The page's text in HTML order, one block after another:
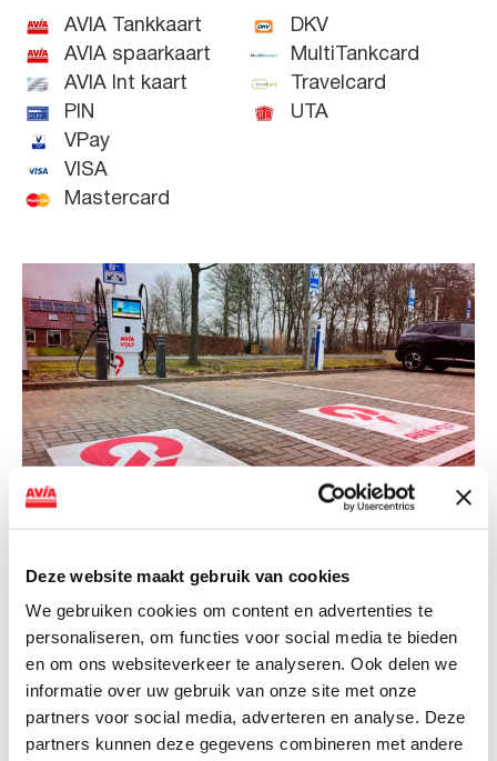
Deze website maakt gebruik van cookies
We gebruiken cookies om content en advertenties te
personaliseren, om functies voor social media te bieden
en om ons websiteverkeer te analyseren. Ook delen we
informatie over uw gebruik van onze site met onze
partners voor social media, adverteren en analyse. Deze
partners kunnen deze gegevens combineren met andere
AVIA Tankkaart
AVIA spaarkaart
AVIA Int kaart
PIN
VPay
VISA
Mastercard
DKV
MultiTankcard
Travelcard
UTA
landelijke uitrol van DC-
snellaadinfrastructuur
AVIA VOLT en Fletcher Hotels starten landelijke uitrol
van DC-snellaadinfrastructuur AVIA VOLT en...